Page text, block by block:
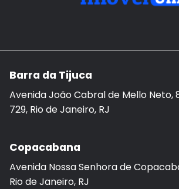
Barra da Tijuca
Avenida João Cabral de Mello Neto,
729, Rio de Janeiro, RJ
Copacabana
Avenida Nossa Senhora de
Rio de Janeiro, RJ